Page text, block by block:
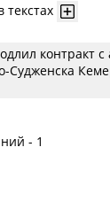
контракт
Судженска
- 1